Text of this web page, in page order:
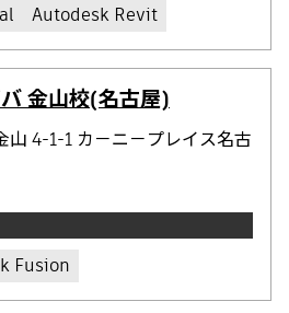
Autodesk Revit
金山校(名古屋)
山 4-1-1 カ－ニ－プレイス名古
Fusion